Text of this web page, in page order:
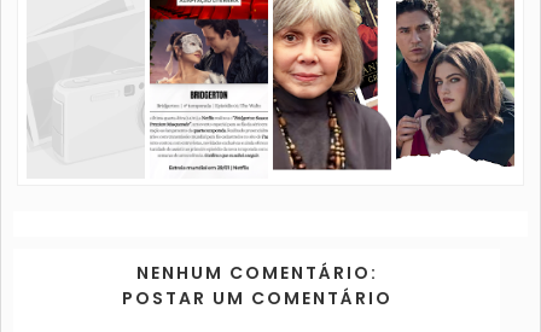
NENHUM COMENTÁRIO:
POSTAR UM COMENTÁRIO